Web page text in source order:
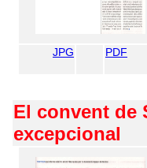
JPG PDF
El convent de
excepcional